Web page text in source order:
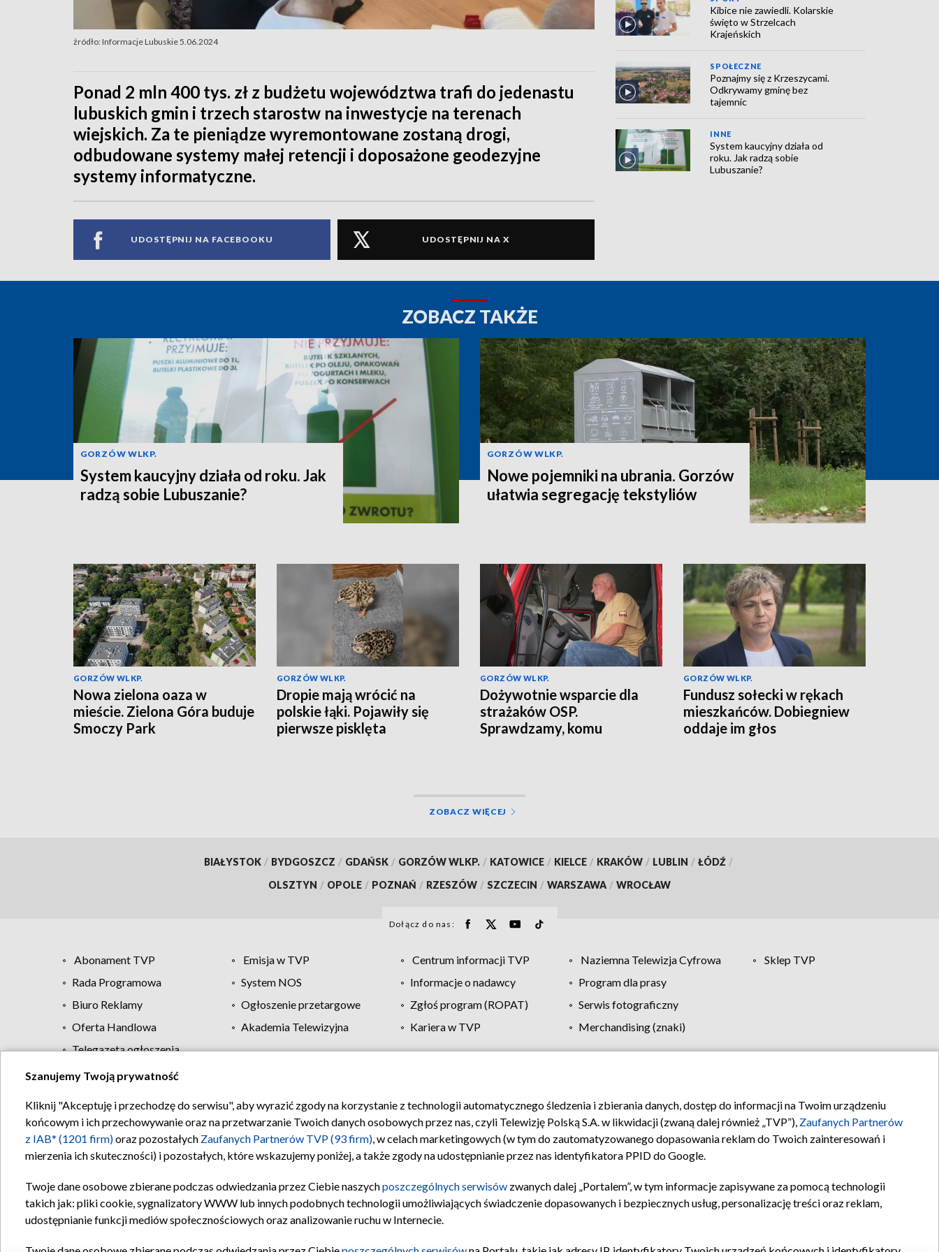
źródło: Informacje Lubuskie 5.06.2024
Ponad 2 mln 400 tys. zł z budżetu województwa trafi do jedenastu
lubuskich gmin i trzech starostw na inwestycje na terenach
wiejskich. Za te pieniądze wyremontowane zostaną drogi,
odbudowane systemy małej retencji i doposażone geodezyjne
systemy informatyczne.
UDOSTĘPNIJ NA FACEBOOKU UDOSTĘPNIJ NA X
Kibice nie zawiedli. Kolarskie
święto w Strzelcach
Krajeńskich
SPOŁECZNE
Poznajmy się z Krzeszycami.
Odkrywamy gminę bez
tajemnic
INNE
System kaucyjny działa od
roku. Jak radzą sobie
Lubuszanie?
ZOBACZ TAKŻE
GORZÓW WLKP.
System kaucyjny działa od roku. Jak
radzą sobie Lubuszanie?
GORZÓW WLKP.
Nowe pojemniki na ubrania. Gorzów
ułatwia segregację tekstyliów
GORZÓW WLKP.
Nowa zielona oaza w
mieście. Zielona Góra buduje
Smoczy Park
GORZÓW WLKP.
Dropie mają wrócić na
polskie łąki. Pojawiły się
pierwsze pisklęta
GORZÓW WLKP.
Dożywotnie wsparcie dla
strażaków OSP.
Sprawdzamy, komu
GORZÓW WLKP.
Fundusz sołecki w rękach
mieszkańców. Dobiegniew
oddaje im głos
ZOBACZ WIĘCEJ
BIAŁYSTOK / BYDGOSZCZ / GDAŃSK / GORZÓW WLKP. / KATOWICE / KIELCE / KRAKÓW / LUBLIN / ŁÓDŹ /
OLSZTYN / OPOLE / POZNAŃ / RZESZÓW / SZCZECIN / WARSZAWA / WROCŁAW
Dołącz do nas:
Abonament TVP Emisja w TVP Centrum informacji TVP Naziemna Telewizja Cyfrowa
Sklep TVP
Rada Programowa
System NOS Informacje o nadawcy
Program dla prasy
Biuro Reklamy
Ogłoszenie przetargowe Zgłoś program (ROPAT)
Serwis fotograficzny
Oferta Handlowa
Akademia Telewizyjna Kariera w TVP
Merchandising (znaki)
Telegazeta ogłoszenia
Regulamin TVP Polityka prywatności Moje zgody Pomoc Biuro reklamy Kontakt
Szanujemy Twoją prywatność
Kliknij "Akceptuję i przechodzę do serwisu", aby wyrazić zgody na korzystanie z technologii automatycznego śledzenia i zbierania danych, dostęp do informacji na Twoim urządzeniu
końcowym i ich przechowywanie oraz na przetwarzanie Twoich danych osobowych przez nas, czyli Telewizję Polską S.A. w likwidacji (zwaną dalej również „TVP”), Zaufanych Partnerów
z IAB* (1201 firm)oraz pozostałych Zaufanych Partnerów TVP (93 firm), w celach marketingowych (w tym do zautomatyzowanego dopasowania reklam do Twoich zainteresowań i
mierzenia ich skuteczności) i pozostałych, które wskazujemy poniżej, a także zgody na udostępnianie przez nas identyfikatora PPID do Google.
Twoje dane osobowe zbierane podczas odwiedzania przez Ciebie naszychposzczególnych serwisów zwanych dalej „Portalem”, w tym informacje zapisywane za pomocą technologii
takich jak: pliki cookie, sygnalizatory WWW lub innych podobnych technologii umożliwiających świadczenie dopasowanych i bezpiecznych usług, personalizację treści oraz reklam,
udostępnianie funkcji mediów społecznościowych oraz analizowanie ruchu w Internecie.